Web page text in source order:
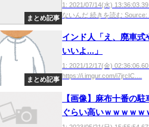
まとめ記事
1: 2021/07/14(水)
ないんだ 続きを読む Source:
まとめ記事
インド人「え、廃車式
いいよ...」
1: 2021/12/17(金)
https://i.imgur.com/i7jrcIC....
【画像】麻布十番の
ぐらい高いｗｗｗｗｗ